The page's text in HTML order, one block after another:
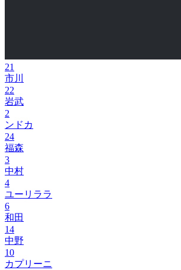
21
市川
22
岩武
2
ンドカ
24
福森
3
中村
4
ユーリララ
6
和田
14
中野
10
カプリーニ